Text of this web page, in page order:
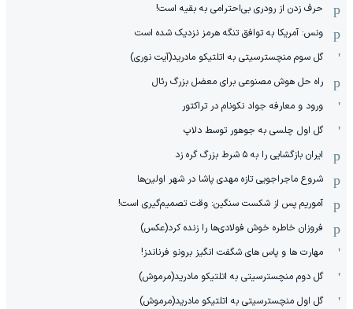
حرف زدن از رودری بی‌احترامی به بقیه است!
ونس: آمریکا به توافق تنگه هرمز نزدیک شده است
گل سوم منچسترسیتی به اتلتیکو مادرید(آیت نوری)
راه حل هوش مصنوعی برای معضل بزرگ رئال
ورود و معارفه جواد نکونام در تراکتور
گل اول چلسی به جوهور توسط دلاپ
ایران بازگشایی را به ۵ شرط بزرگ گره زد
شروع ماجراجویی تازه مهدی پاشا در شهر اولین‌ها
آموریم پس از شکست سنگین: وقت تصمیم‌گیری است!
فروزان خاطره خوش فولادی‌ها را زنده کرد(عکس)
مهارت ها و پاس های شگفت انگیز برونو فرناندز!
گل دوم منچسترسیتی به اتلتیکو مادرید(مرموش)
گل اول منچسترسیتی به اتلتیکو مادرید(مرموش)